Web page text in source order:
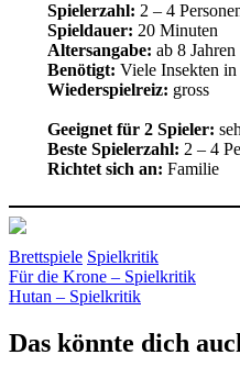
Spielerzahl: 2 – 4
Spieldauer: 20 Minuten
Altersangabe: ab 8 Jahren
Benötigt: Viele Insekten
Wiederspielreiz: gross
Geeignet für 2 Spieler:
Beste Spielerzahl: 2 – 4
Richtet sich an: Familie
Brettspiele Spielkritik
cantzler Helvetiq InsektenLegespiel
Beitragsnavigation
Vorheriger
Beitrag:
Für die Krone – Spielkritik
Nächster
Hutan – Spielkritik
Das könnte dich